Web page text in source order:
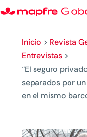
Inicio > Revista
Entrevistas>
“El seguro
separados por
en el mismo